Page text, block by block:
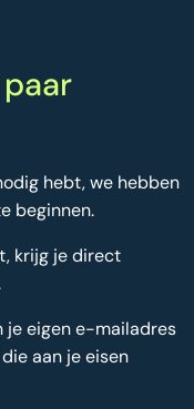
hebt, we hebben
beginnen.
krijg je direct
je eigen e-mailadres
aan je eisen